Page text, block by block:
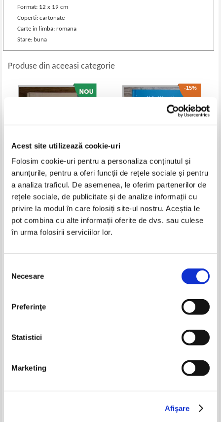
Acest site utilizează cookie-uri
Folosim cookie-uri pentru a personaliza conținutul și
anunțurile, pentru a oferi funcții de rețele sociale și pentru
a analiza traficul. De asemenea, le oferim partenerilor de
rețele sociale, de publicitate și de analize informații cu
privire la modul în care folosiți site-ul nostru. Aceștia le
pot combina cu alte informații oferite de dvs. sau culese
în urma folosirii serviciilor lor.
consimțământului
Necesare
Preferinţe
Statistici
Marketing
Afişare
Format: 12 x 19 cm
Coperti: cartonate
Carte in limba: romana
Stare: buna
Produse din aceeasi categorie
Pateric egyptean
Pret:65,00 Lei
Adaugă în coș
-15%
Medieval Mount Athos between
wealth and poverty
Pret: 250,00Lei 212,50 Lei
Adaugă în coș
-15%
desavarsirii (volumul 5)
Adaugă în coș
-20%
Jean - Claude Larchet -
Terapeutica bolilor spirituale
Lei
Adaugă în coș